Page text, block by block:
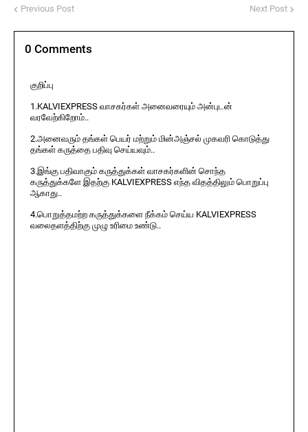
Previous Post Next Post
0 Comments
குறிப்பு
1.KALVIEXPRESS வாசகர்கள் அனைவரையும் அன்புடன்
வரவேற்கிறோம்..
2.அனைவரும் தங்கள் பெயர் மற்றும் மின்அஞ்சல் முகவரி கொடுத்து
தங்கள் கருத்தை பதிவு செய்யவும்..
3.இங்கு பதிவாகும் கருத்துக்கள் வாசகர்களின் சொந்த
கருத்துக்களே இதற்கு KALVIEXPRESS எந்த விதத்திலும் பொறுப்பு
ஆகாது..
4.பொறுத்தமற்ற கருத்துக்களை நீக்கம் செய்ய KALVIEXPRESS
வலைதளத்திற்கு முழு உரிமை உண்டு..